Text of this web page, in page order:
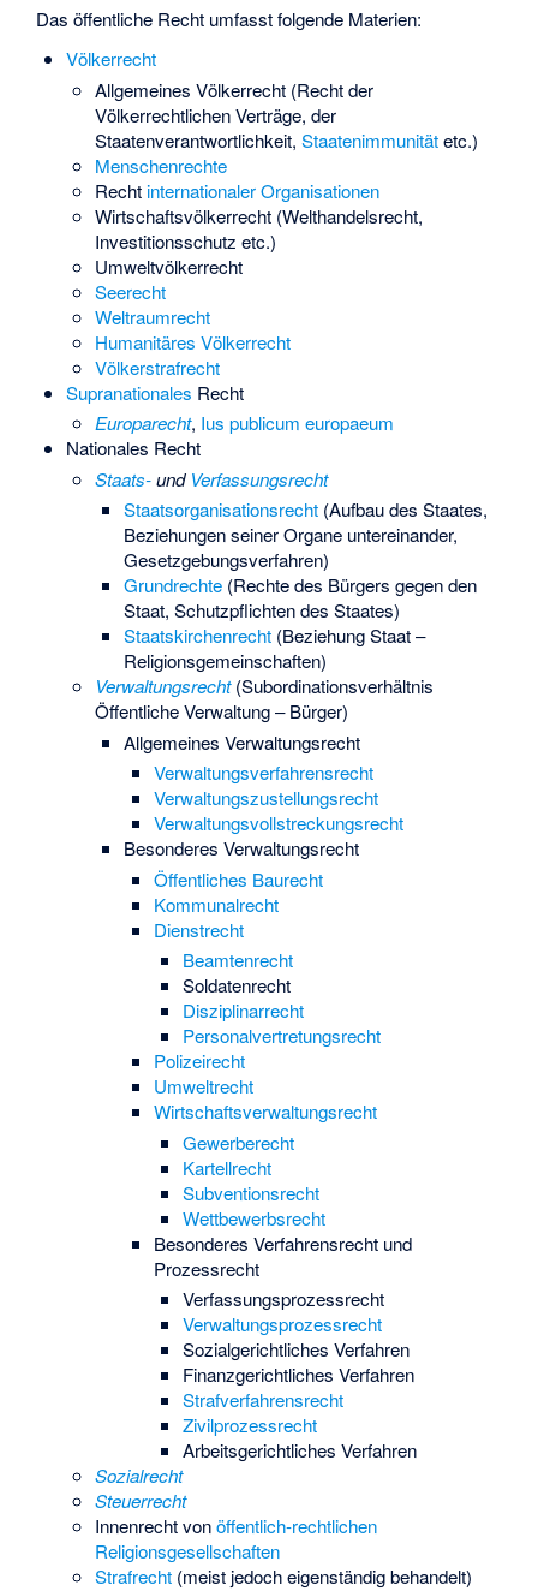
Das öffentliche Recht umfasst folgende Materien:
Völkerrecht
Allgemeines Völkerrecht (Recht der
Völkerrechtlichen Verträge, der
Staatenverantwortlichkeit,Staatenimmunitätetc.)
Menschenrechte
Recht internationaler Organisationen
Wirtschaftsvölkerrecht (Welthandelsrecht,
Investitionsschutz etc.)
Umweltvölkerrecht
Seerecht
Weltraumrecht
Humanitäres Völkerrecht
Völkerstrafrecht
Supranationales Recht
Europarecht, Ius publicum europaeum
Nationales Recht
Staats-und Verfassungsrecht
Staatsorganisationsrecht (Aufbau des Staates,
Beziehungen seiner Organe untereinander,
Gesetzgebungsverfahren)
Grundrechte (Rechte des Bürgers gegen den
Staat, Schutzpflichten des Staates)
Staatskirchenrecht (Beziehung Staat –
Religionsgemeinschaften)
Verwaltungsrecht(Subordinationsverhältnis
Öffentliche Verwaltung – Bürger)
Allgemeines Verwaltungsrecht
Verwaltungsverfahrensrecht
Verwaltungszustellungsrecht
Verwaltungsvollstreckungsrecht
Besonderes Verwaltungsrecht
Öffentliches Baurecht
Kommunalrecht
Dienstrecht
Beamtenrecht
Soldatenrecht
Disziplinarrecht
Personalvertretungsrecht
Polizeirecht
Umweltrecht
Wirtschaftsverwaltungsrecht
Gewerberecht
Kartellrecht
Subventionsrecht
Wettbewerbsrecht
Besonderes Verfahrensrecht und
Prozessrecht
Verfassungsprozessrecht
Verwaltungsprozessrecht
Sozialgerichtliches Verfahren
Finanzgerichtliches Verfahren
Strafverfahrensrecht
Zivilprozessrecht
Arbeitsgerichtliches Verfahren
Sozialrecht
Steuerrecht
Innenrecht vonöffentlich-rechtlichen
Religionsgesellschaften
Strafrecht (meist jedoch eigenständig behandelt)